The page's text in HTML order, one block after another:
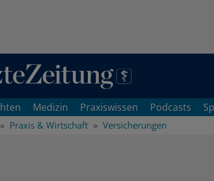
Medizin Praxiswissen Podcasts
Praxis & Wirtschaft Versicherungen